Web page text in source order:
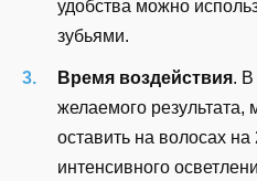
удобства можно
зубьями.
Время воздействия. В
желаемого результата,
оставить на волосах
интенсивного